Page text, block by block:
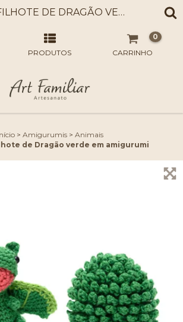
OVO COM FILHOTE DE DRAGÃO VERDE EM AMIGURUMI
PRODUTOS CARRINHO
0
> Amigurumis > Animais
de Dragão verde em amigurumi